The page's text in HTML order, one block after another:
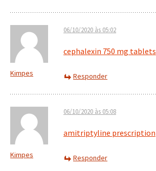
Kimpes
06/10/2020 às 05:02
cephalexin 750 mg tablets
Responder
Kimpes
06/10/2020 às 05:08
amitriptyline prescription
Responder